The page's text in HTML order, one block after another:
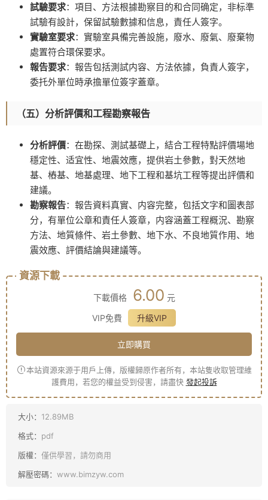
試驗要求：項目、方法根據勘察目的和合同确定，非标準
試驗有設計，保留試驗數據和信息，責任人簽字。
實驗室要求：實驗室具備完善設施，廢水、廢氣、廢棄物
處置符合環保要求。
報告要求：報告包括測試内容、方法依據，負責人簽字，
委托外單位時承擔單位簽字蓋章。
（五）分析評價和工程勘察報告
分析評價：在勘探、測試基礎上，結合工程特點評價場地
穩定性、适宜性、地震效應，提供岩土參數，對天然地
基、樁基、地基處理、地下工程和基坑工程等提出評價和
建議。
勘察報告：報告資料真實、内容完整，包括文字和圖表部
分，有單位公章和責任人簽章，内容涵蓋工程概況、勘察
方法、地質條件、岩土參數、地下水、不良地質作用、地
震效應、評價結論與建議等。
資源下載
下載價格 6.00 元
VIP免費
升級VIP
立即購買
本站資源來源于用戶上傳，版權歸原作者所有，本站隻收取管理維
護費用，若您的權益受到侵害，請盡快 發起投訴
大小： 12.89MB
格式： pdf
版權： 僅供學習，請勿商用
解壓密碼： www.bimzyw.com